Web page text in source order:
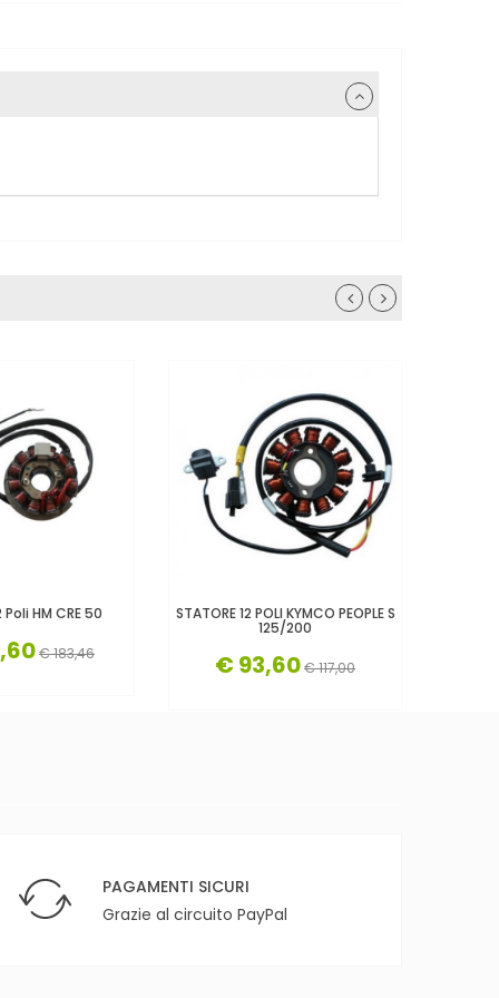
HM CRE 50
€ 183,46
STATORE 12 POLI KYMCO PEOPLE S
125/200
€ 93,60€ 117,00
PAGAMENTI SICURI
Grazie al circuito PayPal